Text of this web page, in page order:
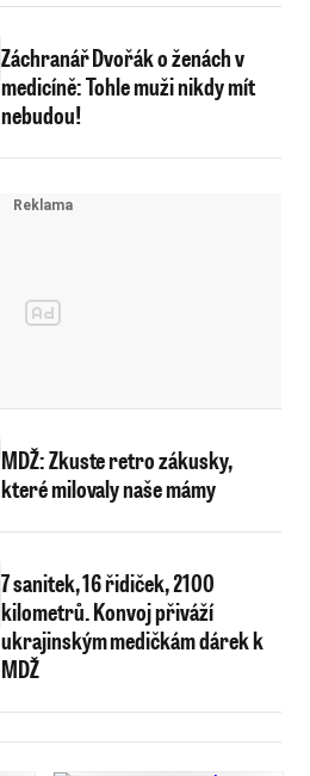
Záchranář Dvořák o ženách v
medicíně: Tohle muži nikdy mít
nebudou!
MDŽ: Zkuste retro zákusky,
které milovaly naše mámy
7 sanitek, 16 řidiček, 2100
kilometrů. Konvoj přiváží
ukrajinským medičkám dárek k
MDŽ